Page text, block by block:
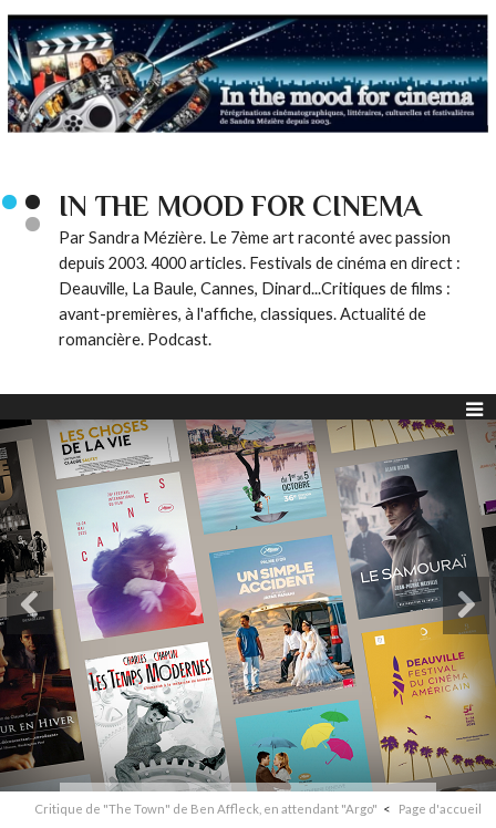
IN THE MOOD FOR CINEMA
Par Sandra Mézière. Le 7ème art raconté avec passion
depuis 2003. 4000 articles. Festivals de cinéma en direct :
Deauville, La Baule, Cannes, Dinard...Critiques de films :
avant-premières, à l'affiche, classiques. Actualité de
romancière. Podcast.
Critique de "The Town" de Ben Affleck, en attendant "Argo" Page d'accueil